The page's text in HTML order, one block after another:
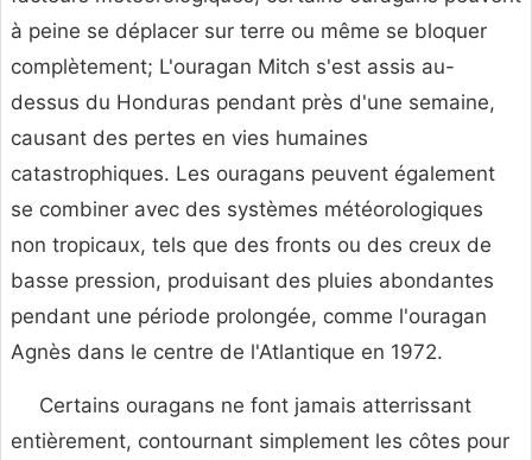
à peine se déplacer sur terre ou même se bloquer
complètement; L'ouragan Mitch s'est assis au-
dessus du Honduras pendant près d'une semaine,
causant des pertes en vies humaines
catastrophiques. Les ouragans peuvent également
se combiner avec des systèmes météorologiques
non tropicaux, tels que des fronts ou des creux de
basse pression, produisant des pluies abondantes
pendant une période prolongée, comme l'ouragan
Agnès dans le centre de l'Atlantique en 1972.
Certains ouragans ne font jamais atterrissant
entièrement, contournant simplement les côtes pour